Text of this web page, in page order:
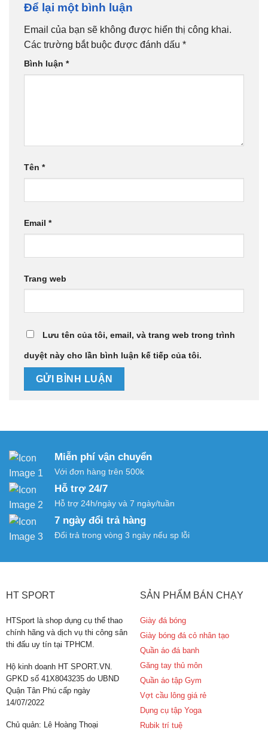
Để lại một bình luận
Email của bạn sẽ không được hiển thị công khai.
Các trường bắt buộc được đánh dấu *
Bình luận *
Tên *
Email *
Trang web
Lưu tên của tôi, email, và trang web trong trình
duyệt này cho lần bình luận kế tiếp của tôi.
Miễn phí vận chuyển
Với đơn hàng trên 500k
Hỗ trợ 24/7
Hỗ trợ 24h/ngày và 7 ngày/tuần
7 ngày đổi trả hàng
Đổi trả trong vòng 3 ngày nếu sp lỗi
HT SPORT
HTSport là shop dụng cụ thể thao
chính hãng và dịch vụ thi công sân
thi đấu uy tín tại TPHCM.
Hộ kinh doanh HT SPORT.VN.
GPKD số 41X8043235 do UBND
Quận Tân Phú cấp ngày
14/07/2022
Chủ quản: Lê Hoàng Thoại
SẢN PHẨM BÁN CHẠY
Giày đá bóng
Giày bóng đá cỏ nhân tạo
Quần áo đá banh
Găng tay thủ môn
Quần áo tập Gym
Vợt cầu lông giá rẻ
Dụng cụ tập Yoga
Rubik trí tuệ